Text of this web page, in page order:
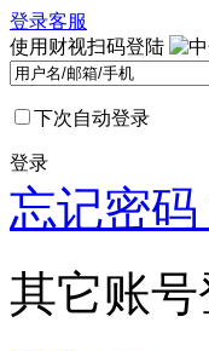
登录客服
使用财视扫码登陆
下次自动登录
登录
忘记密码
其它账号